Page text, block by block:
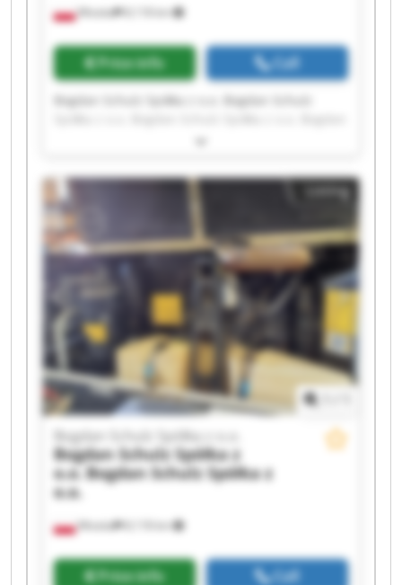
Wioska 8,118 km
Price info Call
Bogdan Schulz Spółka z o.o. Bogdan Schulz
Schulz Spółka z o.o. Bogdan Schulz Spółka z o.o.
Spółka z o.o. Bogdan Schulz Spółka z o.o. Bogdan
Schulz Spółka z o.o. Bogdan Schulz Spółka z o.o.
Bogdan Schulz Spółka z o.o. Bogdan Schulz
Spółka z o.o. Bogdan Schulz Spółka z o.o. Bogdan
Schulz Spółka z o.o. Bogdan Schulz Spółka z o.o.
Bogdan Schulz Spółka z o.o. Bogdan Schulz
Spółka z o.o. Bogdan Schulz Spółka z o.o. Bogdan
Schulz Spółka z o.o. Bogdan Schulz Spółka z o.o.
Listing
Wioska 8,118 km
Bogdan Schulz Spółka z o.o.
Bogdan Schulz Spółka z
o.o. Bogdan Schulz Spółka z
o.o.
Price info Call